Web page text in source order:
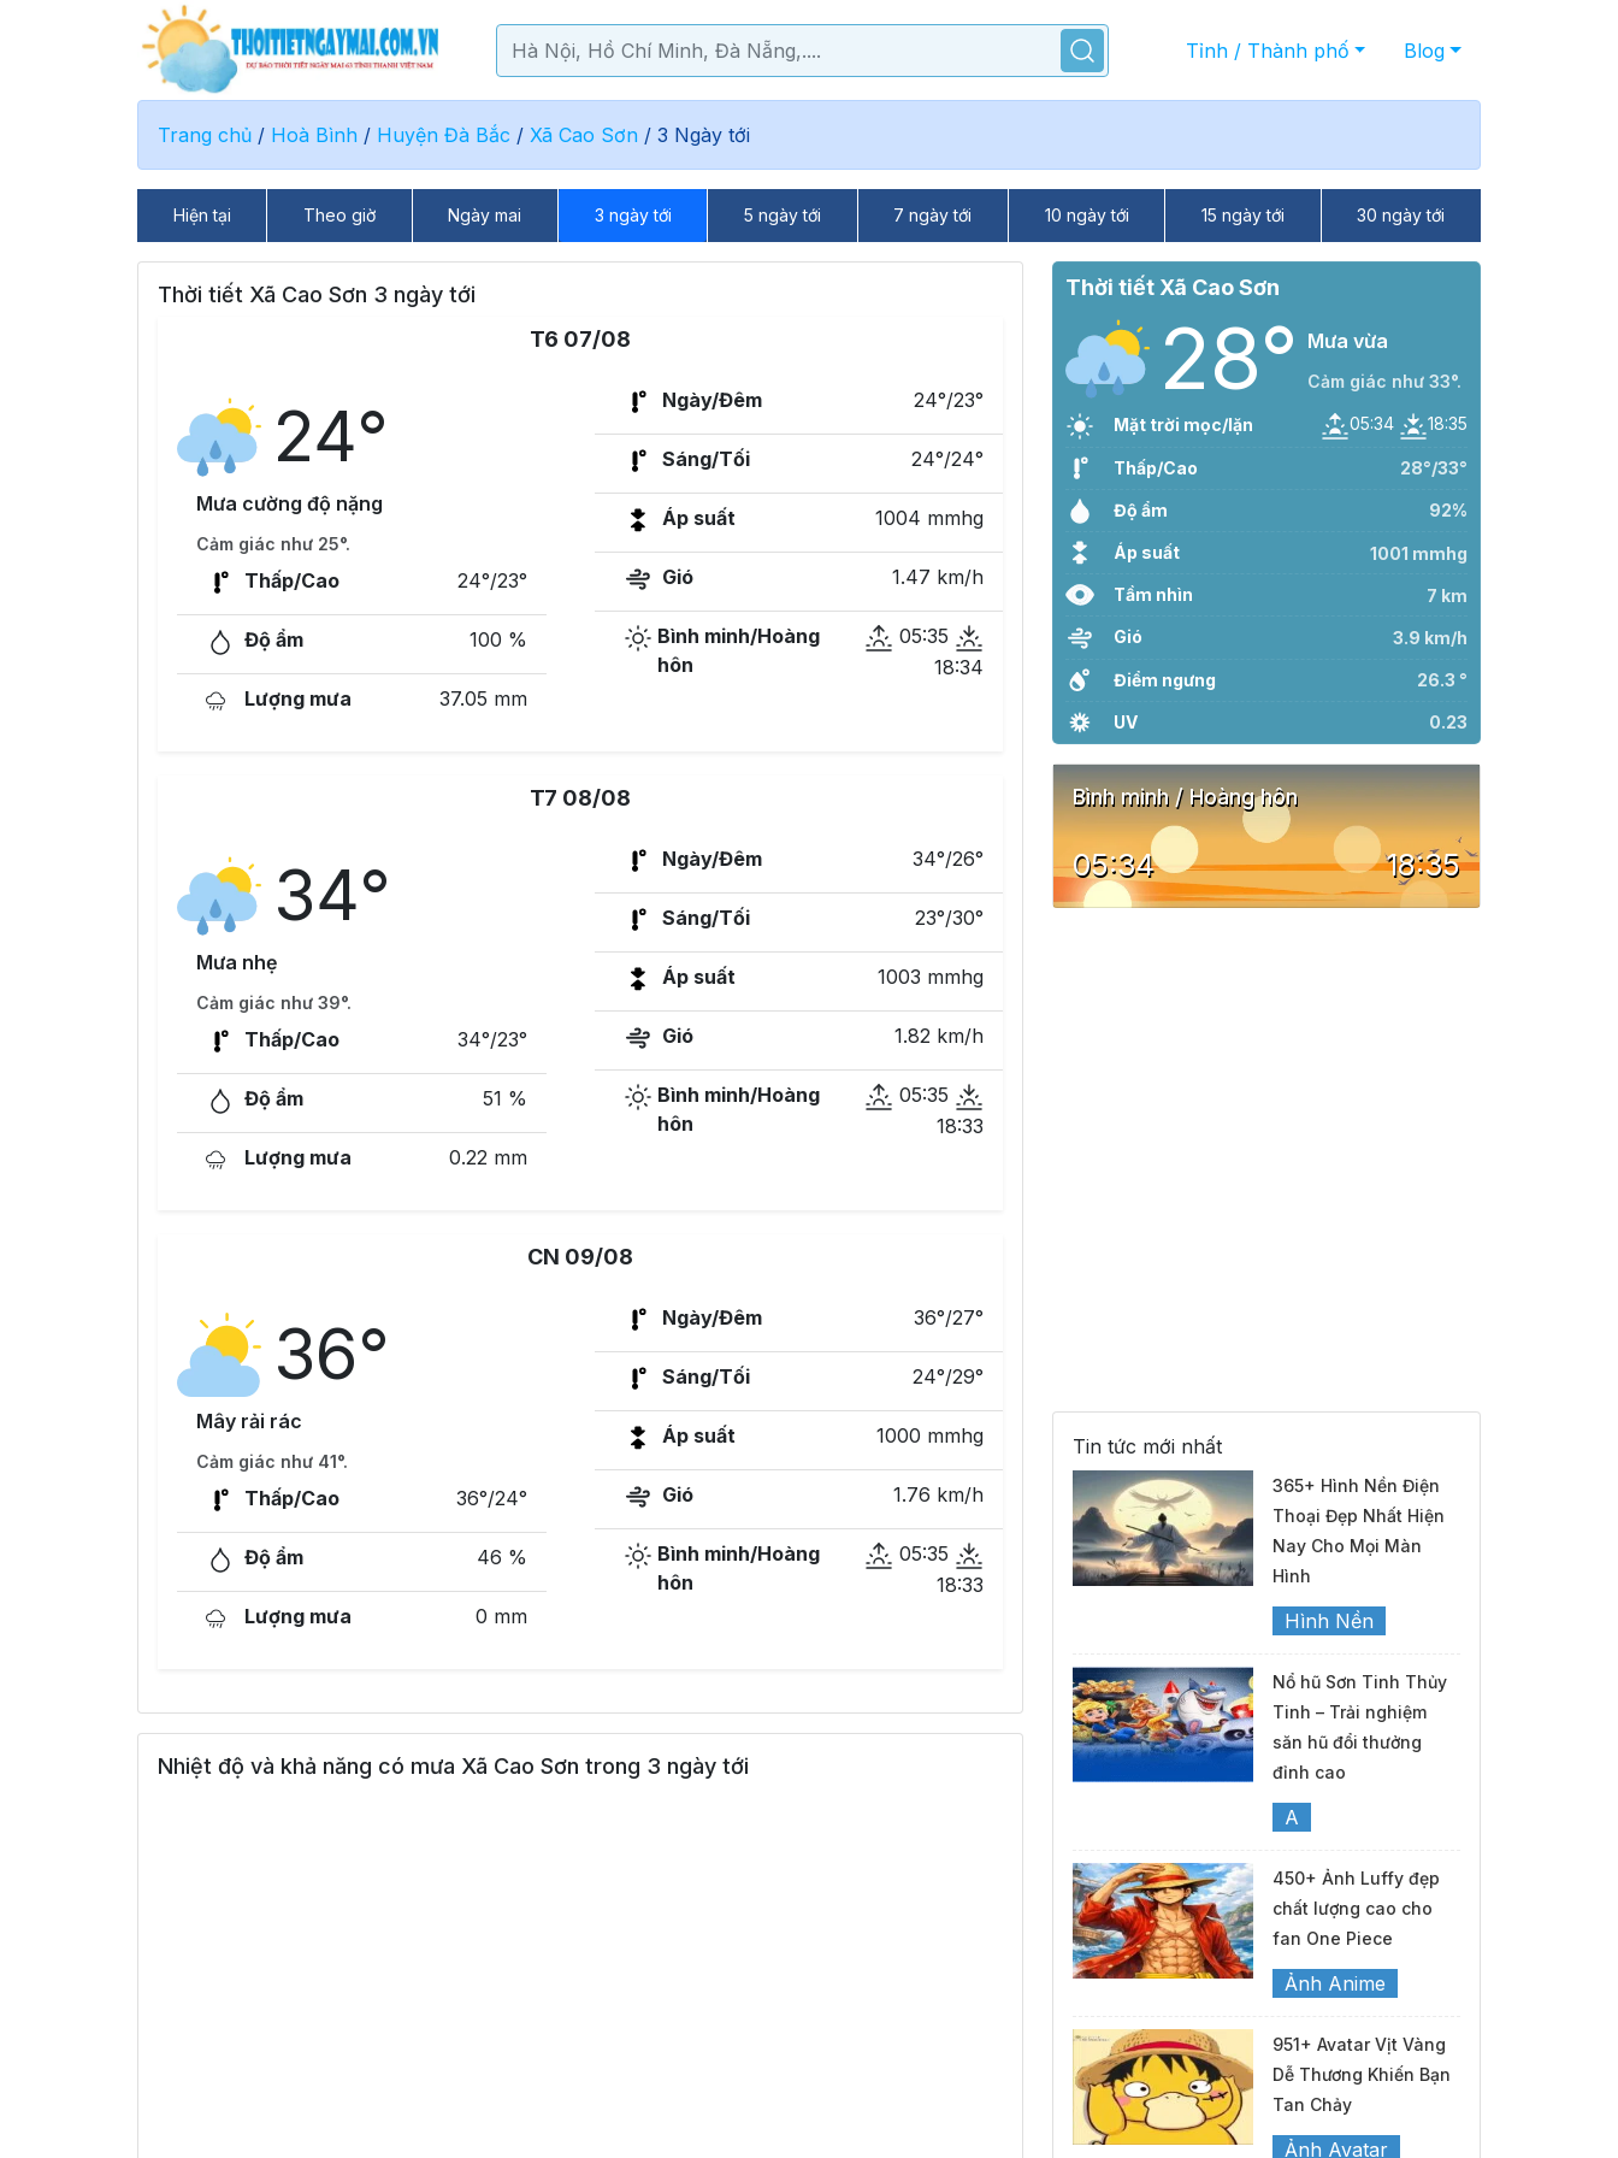
Tỉnh / Thành phố Blog
Trang chủ / Hoà Bình / Huyện Đà Bắc / Xã Cao Sơn / 3 Ngày tới
Hiện tại Theo giờ Ngày mai 3 ngày tới 5 ngày tới 7 ngày tới 10 ngày tới 15 ngày tới 30 ngày tới
Thời tiết Xã Cao Sơn 3 ngày tới
T6 07/08
24°
Mưa cường độ nặng
Cảm giác như 25°.
Thấp/Cao 24°/23°
Độ ẩm 100 %
Lượng mưa 37.05 mm
Ngày/Đêm 24°/23°
Sáng/Tối 24°/24°
Áp suất 1004 mmhg
Gió 1.47 km/h
Bình minh/Hoàng
hôn
05:35
18:34
T7 08/08
34°
Mưa nhẹ
Cảm giác như 39°.
Thấp/Cao 34°/23°
Độ ẩm 51 %
Lượng mưa 0.22 mm
Ngày/Đêm 34°/26°
Sáng/Tối 23°/30°
Áp suất 1003 mmhg
Gió 1.82 km/h
Bình minh/Hoàng
hôn
05:35
18:33
CN 09/08
36°
Mây rải rác
Cảm giác như 41°.
Thấp/Cao 36°/24°
Độ ẩm 46 %
Lượng mưa 0 mm
Ngày/Đêm 36°/27°
Sáng/Tối 24°/29°
Áp suất 1000 mmhg
Gió 1.76 km/h
Bình minh/Hoàng
hôn
05:35
18:33
Nhiệt độ và khả năng có mưa Xã Cao Sơn trong 3 ngày tới
Thời tiết Xã Cao Sơn
28° Mưa vừa
Cảm giác như 33°.
Mặt trời mọc/lặn 05:34 18:35
Thấp/Cao 28°/33°
Độ ẩm 92%
Áp suất 1001 mmhg
Tầm nhìn 7 km
Gió 3.9 km/h
Điểm ngưng 26.3 °
UV 0.23
Bình minh / Hoàng hôn
05:34 18:35
Tin tức mới nhất
365+ Hình Nền Điện
Thoại Đẹp Nhất Hiện
Nay Cho Mọi Màn
Hình
Hình Nền
Nổ hũ Sơn Tinh Thủy
Tinh – Trải nghiệm
săn hũ đổi thưởng
đỉnh cao
A
450+ Ảnh Luffy đẹp
chất lượng cao cho
fan One Piece
Ảnh Anime
951+ Avatar Vịt Vàng
Dễ Thương Khiến Bạn
Tan Chảy
Ảnh Avatar